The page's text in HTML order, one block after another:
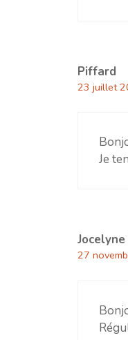
Piffard
23 juillet
Je
Jocelyne
27